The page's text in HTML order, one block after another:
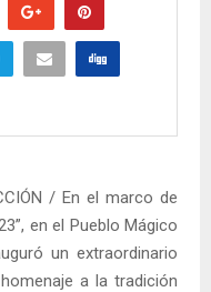
/ En el marco de
en el Pueblo Mágico
un extraordinario
a la tradición